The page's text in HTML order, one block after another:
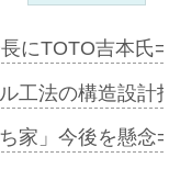
にTOTO吉本氏
工法の構造設
家」今後を懸